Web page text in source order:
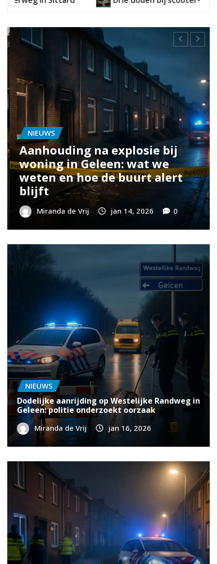
0
NIEUWS
Aanhouding na
in Geleen: wat betekent dit
voor de wijk?
Miranda de Vrij jan 16, 2026
NIEUWS
Dodelijke aanrijding op Westelijke Randweg in
Geleen: politie onderzoekt oorzaak
Miranda de Vrij jan 16, 2026